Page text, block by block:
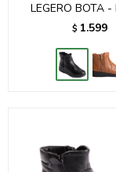
LEGERO BOTA -
$ 1.599